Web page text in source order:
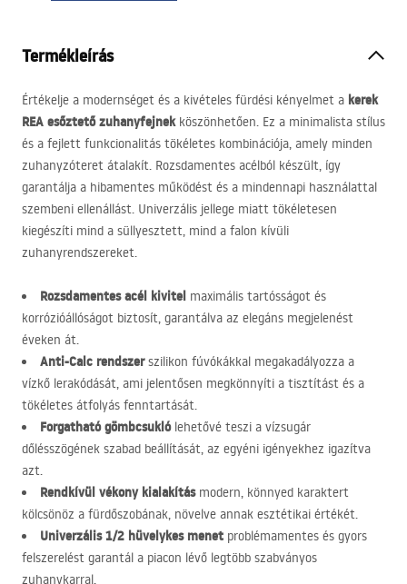
Termékleírás
Értékelje a modernséget és a kivételes fürdési kényelmet a kerek
REA esőztető zuhanyfejnekköszönhetően. Ez a minimalista stílus
és a fejlett funkcionalitás tökéletes kombinációja, amely minden
zuhanyzóteret átalakít. Rozsdamentes acélból készült, így
garantálja a hibamentes működést és a mindennapi használattal
szembeni ellenállást. Univerzális jellege miatt tökéletesen
kiegészíti mind a süllyesztett, mind a falon kívüli
zuhanyrendszereket.
Rozsdamentes acél kivitel maximális tartósságot és
korrózióállóságot biztosít, garantálva az elegáns megjelenést
éveken át.
Anti-Calc rendszerszilikon fúvókákkal megakadályozza a
vízkő lerakódását, ami jelentősen megkönnyíti a tisztítást és a
tökéletes átfolyás fenntartását.
Forgatható gömbcsuklólehetővé teszi a vízsugár
dőlésszögének szabad beállítását, az egyéni igényekhez igazítva
azt.
Rendkívül vékony kialakításmodern, könnyed karaktert
kölcsönöz a fürdőszobának, növelve annak esztétikai értékét.
Univerzális 1/2 hüvelykes menet problémamentes és gyors
felszerelést garantál a piacon lévő legtöbb szabványos
zuhanykarral.